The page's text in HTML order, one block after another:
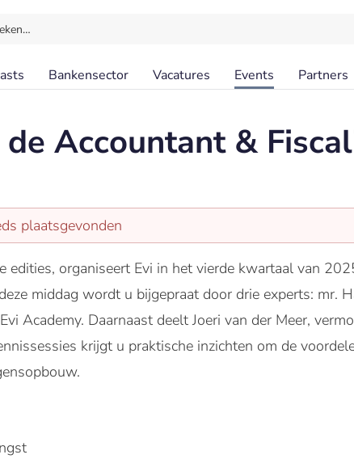
Bankensector Vacatures Events Partners
de Accountant &
plaatsgevonden
edities, organiseert Evi in het vierde kwartaal van
middag wordt u bijgepraat door drie experts: mr.
Academy. Daarnaast deelt Joeri van der Meer,
krijgt u praktische inzichten om de